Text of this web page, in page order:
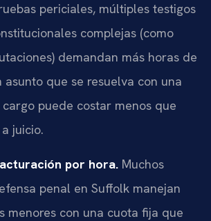
periciales, múltiples testigos
complejas (como
demandan más horas de
asunto que se resuelva con una
puede costar menos que
juicio.
por hora. Muchos
penal en Suffolk manejan
menores con una cuota fija que